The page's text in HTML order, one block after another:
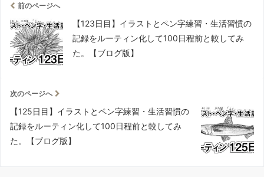
前のページへ
【123日目】イラストとペン字練習・生活習慣の
記録をルーティン化して100日程前と較してみ
た。【ブログ版】
次のページへ
【125日目】イラストとペン字練習・生活習慣の
記録をルーティン化して100日程前と較してみ
た。【ブログ版】